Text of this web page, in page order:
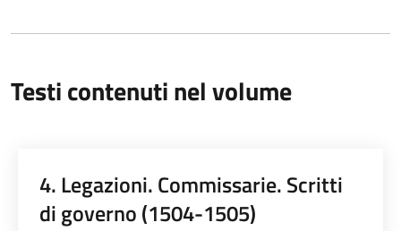
Testi contenuti nel volume
4. Legazioni. Commissarie. Scritti
di governo (1504-1505)